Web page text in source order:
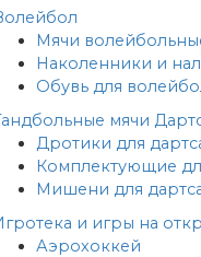
Мячи
Наколенники и
Обувь для
мячи
Дротики для
Комплектующие
Мишени для
и игры на
Аэрохоккей